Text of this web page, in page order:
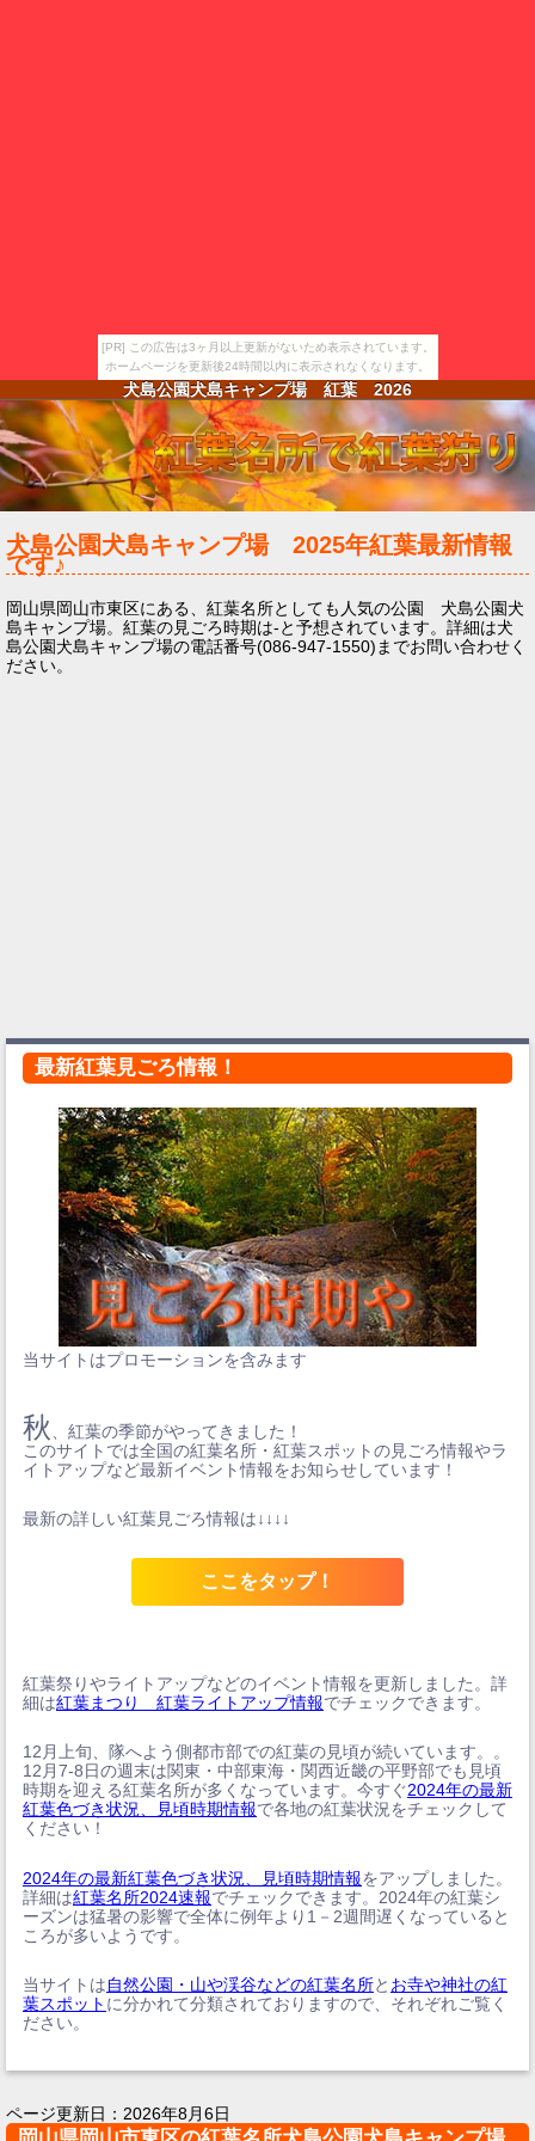
[PR] この広告は3ヶ月以上更新がないため表示されています。
ホームページを更新後24時間以内に表示されなくなります。
犬島公園犬島キャンプ場 紅葉 2026
犬島公園犬島キャンプ場 2025年紅葉最新情報
です♪
岡山県岡山市東区にある、紅葉名所としても人気の公園 犬島公園犬
島キャンプ場。紅葉の見ごろ時期は-と予想されています。詳細は犬
島公園犬島キャンプ場の電話番号(086-947-1550)までお問い合わせく
ださい。
最新紅葉見ごろ情報！
当サイトはプロモーションを含みます
秋
、紅葉の季節がやってきました！
このサイトでは全国の紅葉名所・紅葉スポットの見ごろ情報やラ
イトアップなど最新イベント情報をお知らせしています！
最新の詳しい紅葉見ごろ情報は↓↓↓↓
ここをタップ！
紅葉祭りやライトアップなどのイベント情報を更新しました。詳
細は紅葉まつり 紅葉ライトアップ情報でチェックできます。
12月上旬、隊へよう側都市部での紅葉の見頃が続いています。。
12月7-8日の週末は関東・中部東海・関西近畿の平野部でも見頃
時期を迎える紅葉名所が多くなっています。今すぐ2024年の最新
紅葉色づき状況、見頃時期情報で各地の紅葉状況をチェックして
ください！
2024年の最新紅葉色づき状況、見頃時期情報をアップしました。
詳細は紅葉名所2024速報でチェックできます。2024年の紅葉シ
ーズンは猛暑の影響で全体に例年より1－2週間遅くなっていると
ころが多いようです。
当サイトは自然公園・山や渓谷などの紅葉名所と お寺や神社の紅
葉スポット に分かれて分類されておりますので、それぞれご覧く
ださい。
ページ更新日： 2026年8月6日